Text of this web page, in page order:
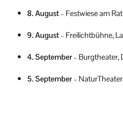
8. August– Festwiese am
9. August– Freilichtbühne,
4. September– Burgtheater,
5. September–